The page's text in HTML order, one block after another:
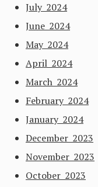
July 2024
June 2024
May 2024
April 2024
March 2024
February 2024
January 2024
December 2023
November 2023
October 2023